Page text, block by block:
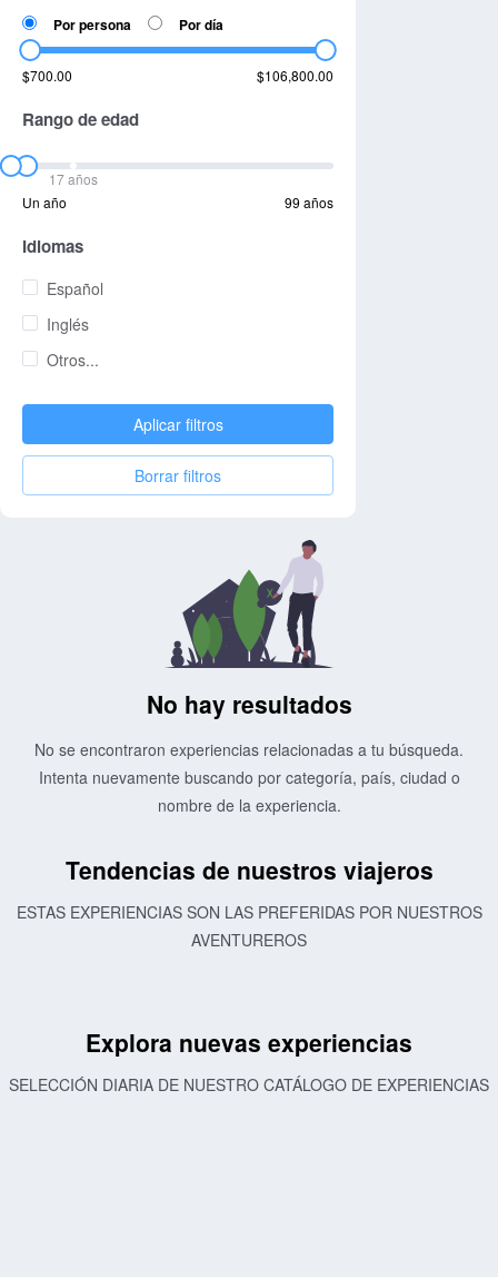
Por persona Por día
$700.00 $106,800.00
Rango de edad
17 años
Un año
99 años
Idiomas
Español
Inglés
Otros...
Aplicar filtros
Borrar filtros
No hay resultados
No se encontraron experiencias relacionadas a tu búsqueda.
Intenta nuevamente buscando por categoría, país, ciudad o
nombre de la experiencia.
Tendencias de nuestros viajeros
ESTAS EXPERIENCIAS SON LAS PREFERIDAS POR NUESTROS
AVENTUREROS
Explora nuevas experiencias
SELECCIÓN DIARIA DE NUESTRO CATÁLOGO DE EXPERIENCIAS